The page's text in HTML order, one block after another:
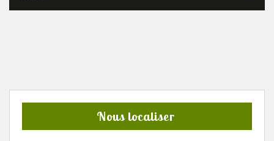
Nous localiser